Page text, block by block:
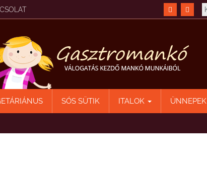
SÓS SÜTIK ITALOK ÜNNEPEK